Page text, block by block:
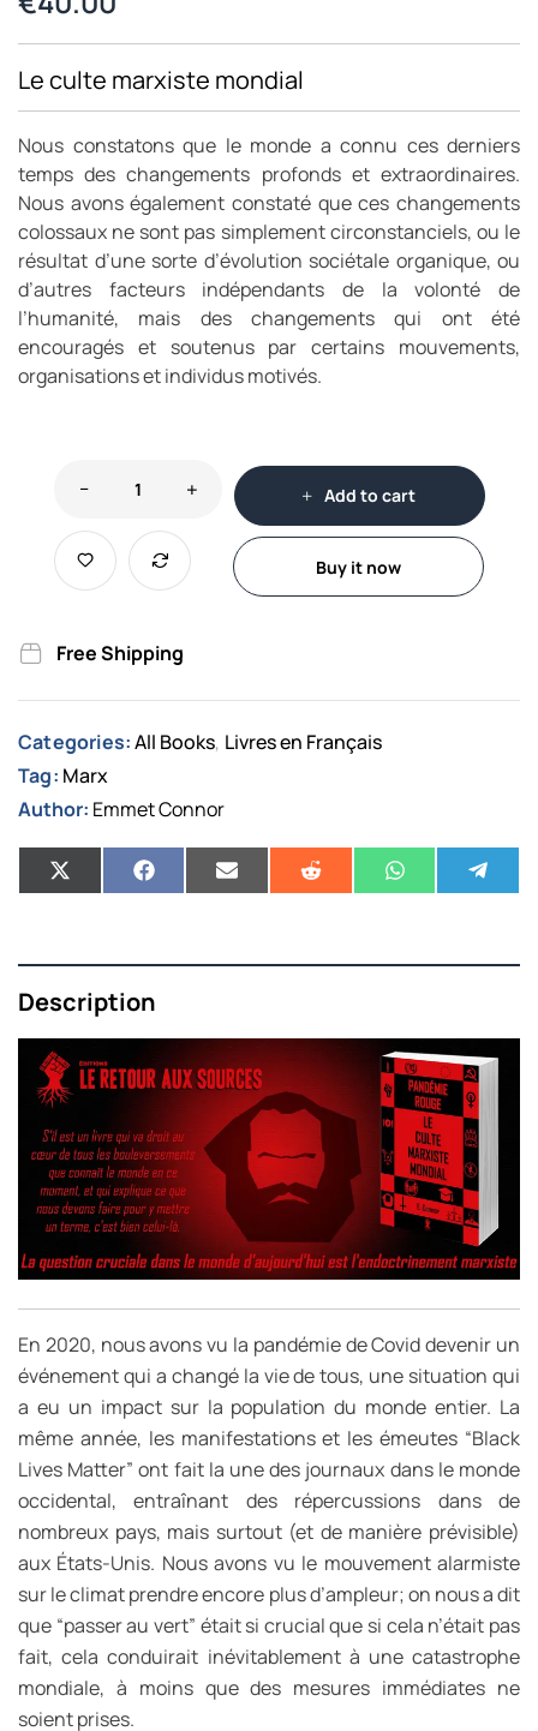
Le culte marxiste mondial
Nous constatons que le monde a connu ces derniers
temps des changements profonds et extraordinaires.
Nous avons également constaté que ces changements
colossaux ne sont pas simplement circonstanciels, ou le
résultat d’une sorte d’évolution sociétale organique, ou
d’autres facteurs indépendants de la volonté de
l’humanité, mais des changements qui ont été
encouragés et soutenus par certains mouvements,
organisations et individus motivés.
Add to cart
Buy it now
Free Shipping
Categories: All Books, Livres en Français
Tag: Marx
Author: Emmet Connor
Description
En 2020, nous avons vu la pandémie de Covid devenir un
événement qui a changé la vie de tous, une situation qui
a eu un impact sur la population du monde entier. La
même année, les manifestations et les émeutes “Black
Lives Matter” ont fait la une des journaux dans le monde
occidental, entraînant des répercussions dans de
nombreux pays, mais surtout (et de manière prévisible)
aux États-Unis. Nous avons vu le mouvement alarmiste
sur le climat prendre encore plus d’ampleur; on nous a dit
que “passer au vert” était si crucial que si cela n’était pas
fait, cela conduirait inévitablement à une catastrophe
mondiale, à moins que des mesures immédiates ne
soient prises.